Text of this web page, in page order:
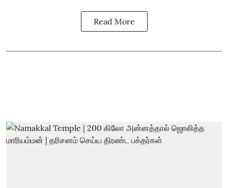
Read More